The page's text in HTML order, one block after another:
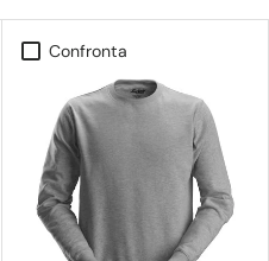
Confronta